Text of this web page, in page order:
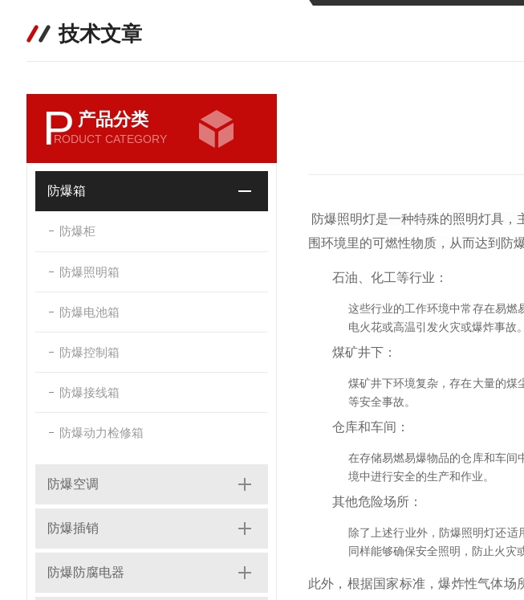
技术文章
P 产品分类
RODUCT CATEGORY
防爆箱
防爆柜
防爆照明箱
防爆电池箱
防爆控制箱
防爆接线箱
防爆动力检修箱
防爆空调
防爆插销
防爆防腐电器
防爆照明灯是一种特殊的照明灯具
围环境里的可燃性物质，从而达到防
石油、化工等行业 ：
这些行业的工作环境中常存在易燃
电火花或高温引发火灾或爆炸事故。
煤矿井下 ：
煤矿井下环境复杂，存在大量的煤
等安全事故。
仓库和车间 ：
在存储易燃易爆物品的仓库和车间
境中进行安全的生产和作业。
其他危险场所 ：
除了上述行业外，防爆照明灯还
同样能够确保安全照明，防止火灾
此外，根据国家标准，爆炸性气体场